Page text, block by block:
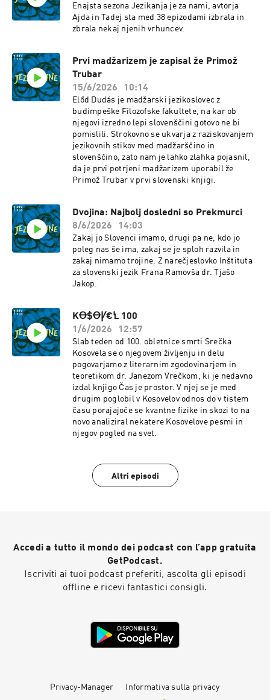
Enajsta sezona Jezikanja je za nami, avtorja
Ajda in Tadej sta med 38 epizodami izbrala in
zbrala nekaj njenih vrhuncev.
Prvi madžarizem je zapisal že Primož
Trubar
15/6/2026
10:14
Előd Dudás je madžarski jezikoslovec z
budimpeške Filozofske fakultete, na kar ob
njegovi izredno lepi slovenščini gotovo ne bi
pomislili. Strokovno se ukvarja z raziskovanjem
jezikovnih stikov med madžarščino in
slovenščino, zato nam je lahko zlahka pojasnil,
da je prvi potrjeni madžarizem uporabil že
Primož Trubar v prvi slovenski knjigi.
Dvojina: Najbolj dosledni so Prekmurci
8/6/2026
14:03
Zakaj jo Slovenci imamo, drugi pa ne, kdo jo
poleg nas še ima, zakaj se je sploh razvila in
zakaj nimamo trojine. Z narečjeslovko Inštituta
za slovenski jezik Frana Ramovša dr. Tjašo
Jakop.
KꝊ$ꝊꝨ€Ꝇ 100
1/6/2026
12:57
Slab teden od 100. obletnice smrti Srečka
Kosovela se o njegovem življenju in delu
pogovarjamo z literarnim zgodovinarjem in
teoretikom dr. Janezom Vrečkom, ki je nedavno
izdal knjigo Čas je prostor. V njej se je med
drugim poglobil v Kosovelov odnos do v tistem
času porajajoče se kvantne fizike in skozi to na
novo analiziral nekatere Kosovelove pesmi in
njegov pogled na svet.
Altri episodi
Accedi a tutto il mondo dei podcast con l’app gratuita
GetPodcast.
Iscriviti ai tuoi podcast preferiti, ascolta gli episodi
offline e ricevi fantastici consigli.
Privacy-Manager Informativa sulla privacy